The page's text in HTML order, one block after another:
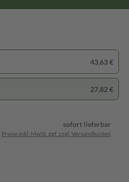
43,63 €
27,82 €
sofort lieferbar
Preise inkl. MwSt. ggf. zzgl. Versandkosten